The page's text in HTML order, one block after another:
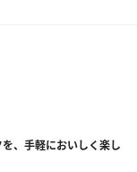
、手軽においしく楽し